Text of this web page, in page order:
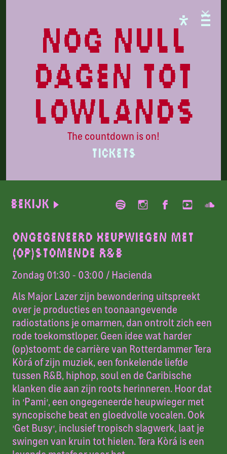
nog null
dagen tot
lowlands
The countdown is on!
TICKETS
Tera Kòrá
Bekijk
ONGEGENEERD HEUPWIEGEN MET
(OP)STOMENDE R&B
Zondag 01:30 - 03:00 / Hacienda
Als Major Lazer zijn bewondering uitspreekt
over je producties en toonaangevende
radiostations je omarmen, dan ontrolt zich een
rode toekomstloper. Geen idee wat harder
(op)stoomt: de carrière van Rotterdammer Tera
Kòrá of zijn muziek, een fonkelende liefde
tussen R&B, hiphop, soul en de Caribische
klanken die aan zijn roots herinneren. Hoor dat
in ‘Pami’, een ongegeneerde heupwieger met
syncopische beat en gloedvolle vocalen. Ook
‘Get Busy’, inclusief tropisch slagwerk, laat je
swingen van kruin tot hielen. Tera Kòrá is een